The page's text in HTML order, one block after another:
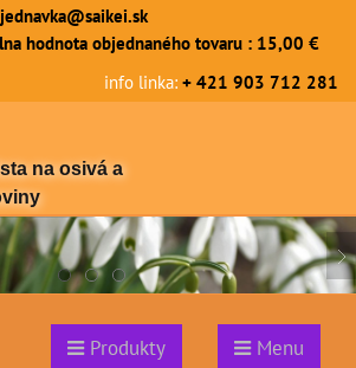
objednaného tovaru : 15,00 €
info linka: + 421 903 712 281
na osivá a
Produkty Menu